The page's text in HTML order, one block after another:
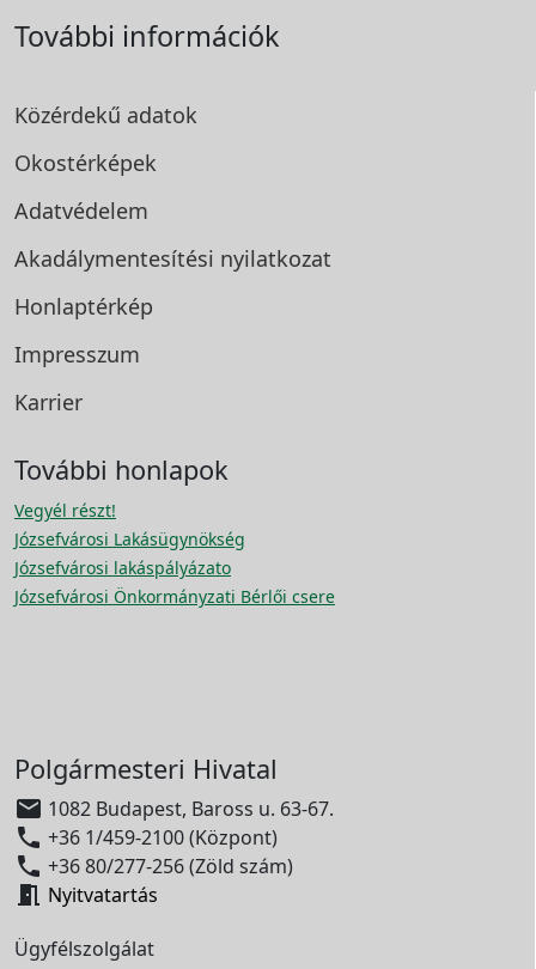
További információk
Közérdekű adatok
Okostérképek
Adatvédelem
Akadálymentesítési nyilatkozat
Honlaptérkép
Impresszum
Karrier
További honlapok
Vegyél részt!
Józsefvárosi Lakásügynökség
Józsefvárosi lakáspályázato
Józsefvárosi Önkormányzati Bérlői csere
Polgármesteri Hivatal
 1082 Budapest, Baross u. 63-67.
 +36 1/459-2100 (Központ)
 +36 80/277-256 (Zöld szám)
 Nyitvatartás
Ügyfélszolgálat